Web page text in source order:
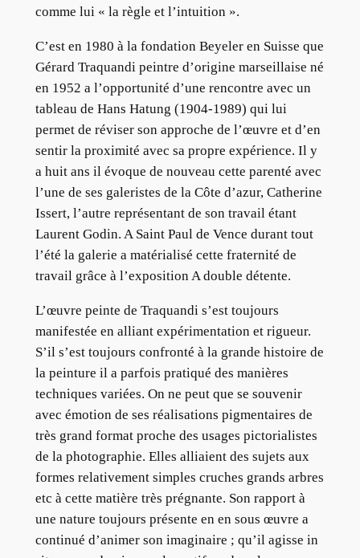
comme lui « la règle et l’intuition ».
C’est en 1980 à la fondation Beyeler en Suisse que
Gérard Traquandi peintre d’origine marseillaise né
en 1952 a l’opportunité d’une rencontre avec un
tableau de Hans Hatung (1904-1989) qui lui
permet de réviser son approche de l’œuvre et d’en
sentir la proximité avec sa propre expérience. Il y
a huit ans il évoque de nouveau cette parenté avec
l’une de ses galeristes de la Côte d’azur, Catherine
Issert, l’autre représentant de son travail étant
Laurent Godin. A Saint Paul de Vence durant tout
l’été la galerie a matérialisé cette fraternité de
travail grâce à l’exposition A double détente.
L’œuvre peinte de Traquandi s’est toujours
manifestée en alliant expérimentation et rigueur.
S’il s’est toujours confronté à la grande histoire de
la peinture il a parfois pratiqué des manières
techniques variées. On ne peut que se souvenir
avec émotion de ses réalisations pigmentaires de
très grand format proche des usages pictorialistes
de la photographie. Elles alliaient des sujets aux
formes relativement simples cruches grands arbres
etc à cette matière très prégnante. Son rapport à
une nature toujours présente en en sous œuvre a
continué d’animer son imaginaire ; qu’il agisse in